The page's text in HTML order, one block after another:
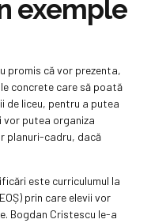
exemple
promis că vor prezenta,
concrete care să poată
de liceu, pentru a putea
vor putea organiza
planuri-cadru, dacă
este curriculumul la
prin care elevii vor
Bogdan Cristescu le-a